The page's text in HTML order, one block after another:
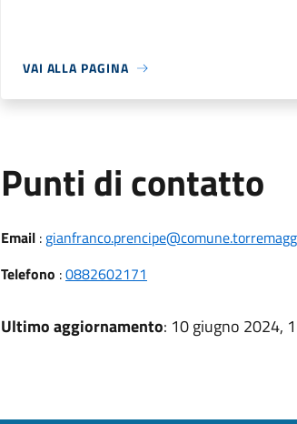
VAI ALLA PAGINA
Punti di contatto
Email:
Telefono :0882602171
Ultimo aggiornamento: 10 giugno 2024,